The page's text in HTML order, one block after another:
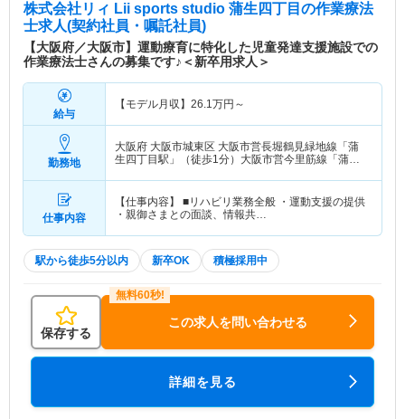
株式会社リィ Lii sports studio 蒲生四丁目 の作業療法
士求人(契約社員・嘱託社員)
【大阪府／大阪市】運動療育に特化した児童発達支援施設での
作業療法士さんの募集です♪＜新卒用求人＞
給与
【モデル月収】 26.1万円～
勤務地
大阪府 大阪市城東区 大阪市営長堀鶴見緑地線「蒲
生四丁目駅」（徒歩1分）大阪市営今里筋線「蒲生
仕事内容
【仕事内容】 ■リハビリ業務全般 ・運動支援の提供
・親御さまとの面談、情報共…
駅から徒歩5分以内 新卒OK 積極採用中
保存する
この求人を問い合わせる
詳細を見る